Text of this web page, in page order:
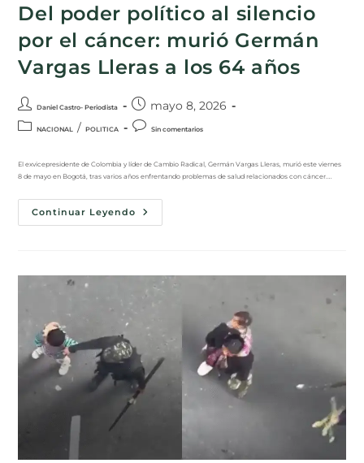
Del poder político al silencio
por el cáncer: murió Germán
Vargas Lleras a los 64 años
Daniel Castro- Periodista mayo 8, 2026
NACIONAL / POLITICA Sin comentarios
El exvicepresidente de Colombia y líder de Cambio Radical, Germán Vargas Lleras, murió este viernes
8 de mayo en Bogotá, tras varios años enfrentando problemas de salud relacionados con cáncer.…
Continuar Leyendo